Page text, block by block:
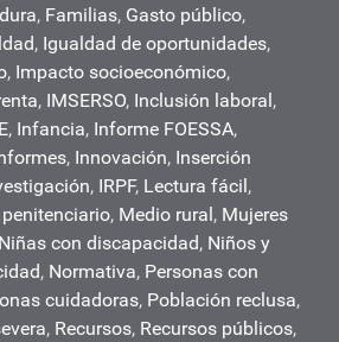
, Familias, Gasto público,
, Igualdad de oportunidades,
, Impacto socioeconómico,
, IMSERSO, Inclusión laboral ,
, Infancia, Informe FOESSA,
, Innovación, Inserción
, IRPF, Lectura fácil ,
, Medio rural , Mujeres
Niñas con discapacidad, Niños y
, Normativa, Personas con
cuidadoras, Población reclusa,
, Recursos, Recursos públicos,